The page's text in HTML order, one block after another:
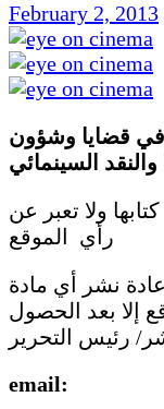
February 2, 2013
في قضايا وشؤون
والنقد السينمائي
ولا تعبر عن
رأي الموقع
نشر أي مادة
إلا بعد الحصول
رئيس التحرير
email: